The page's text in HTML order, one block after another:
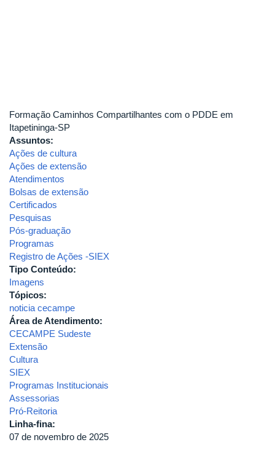
Formação Caminhos Compartilhantes com o PDDE em
Itapetininga-SP
Assuntos:
Ações de cultura
Ações de extensão
Atendimentos
Bolsas de extensão
Certificados
Pesquisas
Pós-graduação
Programas
Registro de Ações -SIEX
Tipo Conteúdo:
Imagens
Tópicos:
noticia cecampe
Área de Atendimento:
CECAMPE Sudeste
Extensão
Cultura
SIEX
Programas Institucionais
Assessorias
Pró-Reitoria
Linha-fina:
07 de novembro de 2025